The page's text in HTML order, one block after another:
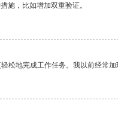
施，比如增加双重验证。
松地完成工作任务。我以前经常